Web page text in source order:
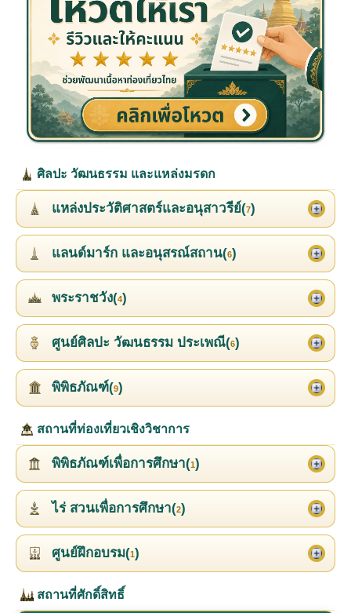
ศิลปะ วัฒนธรรม และแหล่งมรดก
แหล่งประวัติศาสตร์และอนุสาวรีย์(7)
แลนด์มาร์ก และอนุสรณ์สถาน(6)
พระราชวัง(4)
ศูนย์ศิลปะ วัฒนธรรม ประเพณี(6)
พิพิธภัณฑ์(9)
สถานที่ท่องเที่ยวเชิงวิชาการ
พิพิธภัณฑ์เพื่อการศึกษา(1)
ไร่ สวนเพื่อการศึกษา(2)
ศูนย์ฝึกอบรม(1)
สถานที่ศักดิ์สิทธิ์